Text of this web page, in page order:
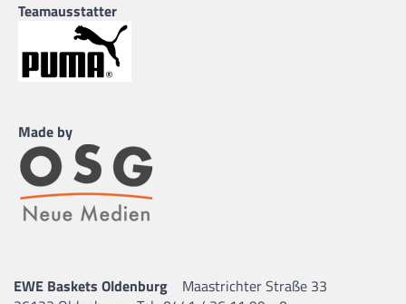
Teamausstatter
Made by
EWE Baskets Oldenburg
Maastrichter Straße 33